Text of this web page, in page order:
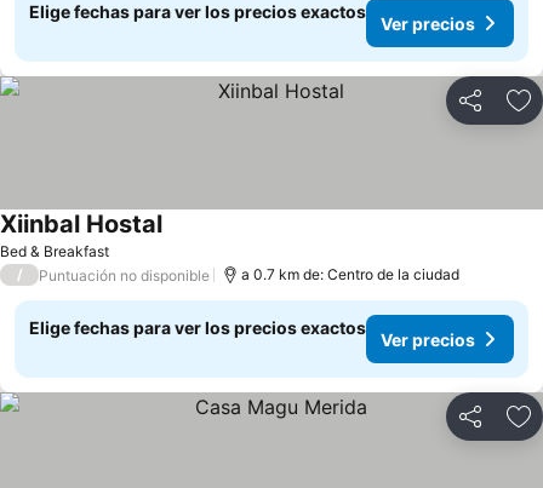
Elige fechas para ver los precios exactos
Ver precios
Compartir
Bed & Breakfast
Xiinbal Hostal
/ Puntuación no disponible a 0.7 km de: Centro de la ciudad
Elige fechas para ver los precios exactos
Ver precios
Compartir